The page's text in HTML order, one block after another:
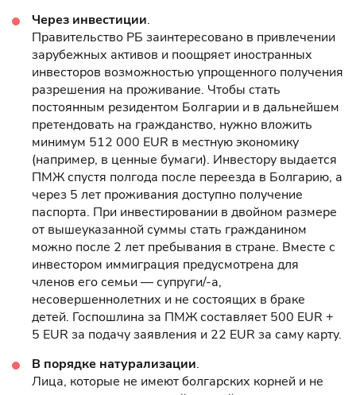
Через инвестиции.
Правительство РБ заинтересовано в привлечении
зарубежных активов и поощряет иностранных
инвесторов возможностью упрощенного получения
разрешения на проживание. Чтобы стать
постоянным резидентом Болгарии и в дальнейшем
претендовать на гражданство, нужно вложить
минимум 512 000 EUR в местную экономику
(например, в ценные бумаги). Инвестору выдается
ПМЖ спустя полгода после переезда в Болгарию, а
через 5 лет проживания доступно получение
паспорта. При инвестировании в двойном размере
от вышеуказанной суммы стать гражданином
можно после 2 лет пребывания в стране. Вместе с
инвестором иммиграция предусмотрена для
членов его семьи — супруги/-а,
несовершеннолетних и не состоящих в браке
детей. Госпошлина за ПМЖ составляет 500 EUR +
5 EUR за подачу заявления и 22 EUR за саму карту.
В порядке натурализации.
Лица, которые не имеют болгарских корней и не